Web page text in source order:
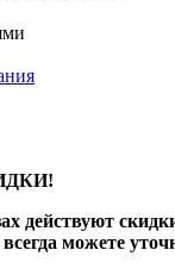
действуют
можете